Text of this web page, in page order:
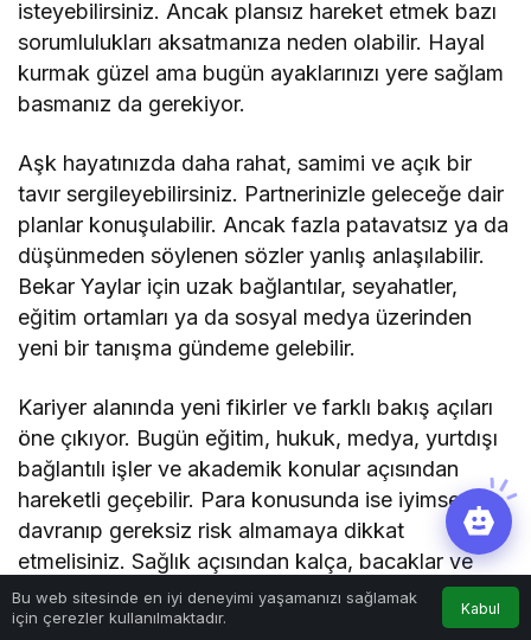
isteyebilirsiniz. Ancak plansız hareket etmek bazı
sorumlulukları aksatmanıza neden olabilir. Hayal
kurmak güzel ama bugün ayaklarınızı yere sağlam
basmanız da gerekiyor.
Aşk hayatınızda daha rahat, samimi ve açık bir
tavır sergileyebilirsiniz. Partnerinizle geleceğe dair
planlar konuşulabilir. Ancak fazla patavatsız ya da
düşünmeden söylenen sözler yanlış anlaşılabilir.
Bekar Yaylar için uzak bağlantılar, seyahatler,
eğitim ortamları ya da sosyal medya üzerinden
yeni bir tanışma gündeme gelebilir.
Kariyer alanında yeni fikirler ve farklı bakış açıları
öne çıkıyor. Bugün eğitim, hukuk, medya, yurtdışı
bağlantılı işler ve akademik konular açısından
hareketli geçebilir. Para konusunda ise iyimser
davranıp gereksiz risk almamaya dikkat
etmelisiniz. Sağlık açısından kalça, bacaklar ve
hareket sistemiyle ilgili hassasiyetler oluşabilir.
Bu web sitesinde en iyi deneyimi yaşamanızı sağlamak
için çerezler kullanılmaktadır.
Kabul